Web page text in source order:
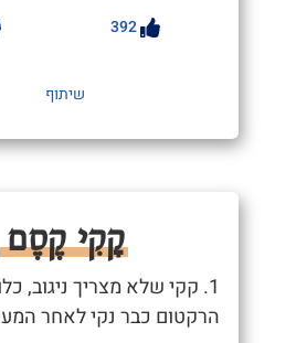
392
שיתוף
קָקִי קֶסֶם
1. קקי שלא מצריך ניגוב,
הרקטום כבר נקי לאחר